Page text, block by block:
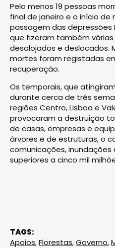
Pelo menos 19 pessoas
final de janeiro e o início
passagem das depressões
que fizeram também
desalojados e deslocados.
mortes foram registadas
recuperação.
Os temporais, que
durante cerca de três
regiões Centro, Lisboa e
provocaram a destruição
de casas, empresas e
árvores e de estruturas, o
comunicações, inundações
superiores a cinco mil
TAGS:
Apoios,Florestas,Governo,